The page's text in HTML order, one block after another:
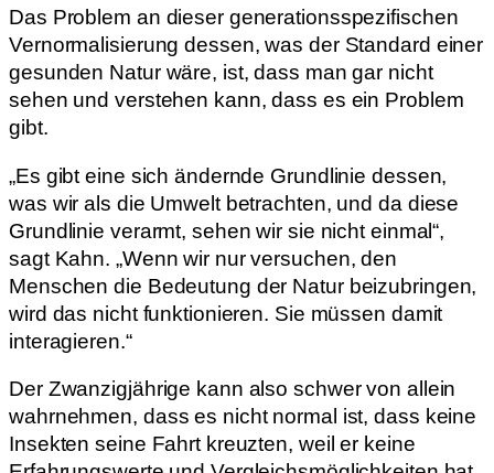
Das Problem an dieser generationsspezifischen
Vernormalisierung dessen, was der Standard einer
gesunden Natur wäre, ist, dass man gar nicht
sehen und verstehen kann, dass es ein Problem
gibt.
„Es gibt eine sich ändernde Grundlinie dessen,
was wir als die Umwelt betrachten, und da diese
Grundlinie verarmt, sehen wir sie nicht einmal“,
sagt Kahn. „Wenn wir nur versuchen, den
Menschen die Bedeutung der Natur beizubringen,
wird das nicht funktionieren. Sie müssen damit
interagieren.“
Der Zwanzigjährige kann also schwer von allein
wahrnehmen, dass es nicht normal ist, dass keine
Insekten seine Fahrt kreuzten, weil er keine